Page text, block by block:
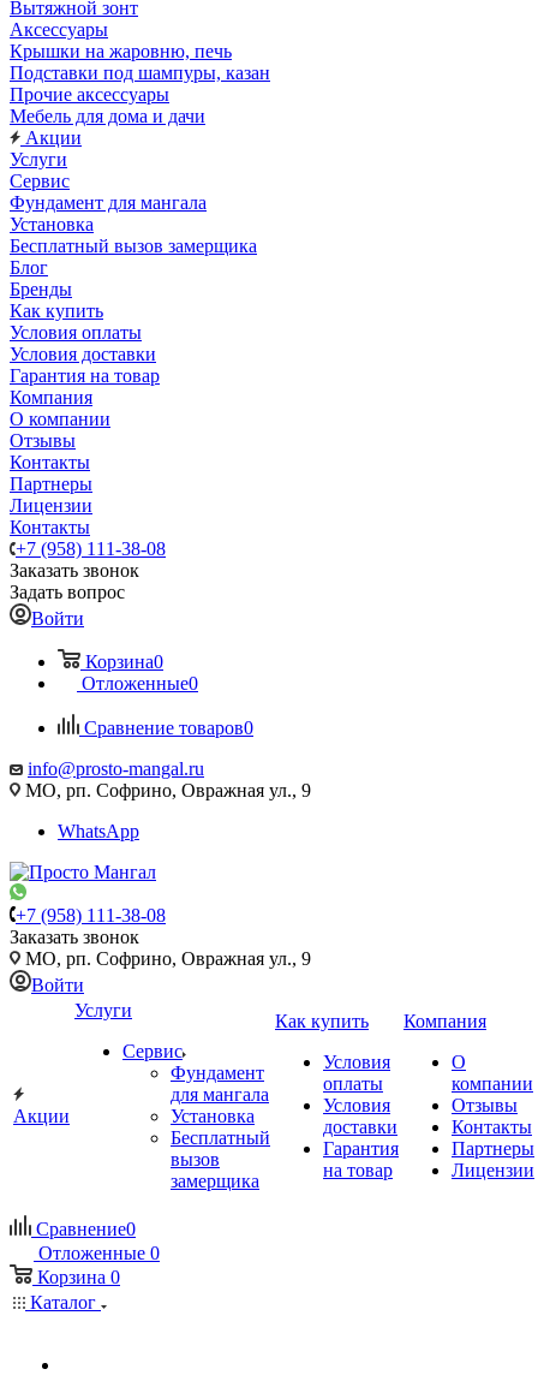
Вытяжной зонт
Аксессуары
Крышки на жаровню, печь
Подставки под шампуры, казан
Прочие аксессуары
Мебель для дома и дачи
Акции
Услуги
Сервис
Фундамент для мангала
Установка
Бесплатный вызов замерщика
Блог
Бренды
Как купить
Условия оплаты
Условия доставки
Гарантия на товар
Компания
О компании
Отзывы
Контакты
Партнеры
Лицензии
Контакты
+7 (958) 111-38-08
Заказать звонок
Задать вопрос
Войти
Корзина0
Отложенные0
Сравнение товаров0
info@prosto-mangal.ru
МО, рп. Софрино, Овражная ул., 9
WhatsApp
+7 (958) 111-38-08
Заказать звонок
МО, рп. Софрино, Овражная ул., 9
Войти
Акции
Услуги
Сервис
Фундамент
для мангала
Установка
Бесплатный
вызов
замерщика
Как купить
Условия
оплаты
Условия
доставки
Гарантия
на товар
Компания
О
компании
Отзывы
Контакты
Партнеры
Лицензии
Сравнение0
Отложенные 0
Корзина 0
Каталог